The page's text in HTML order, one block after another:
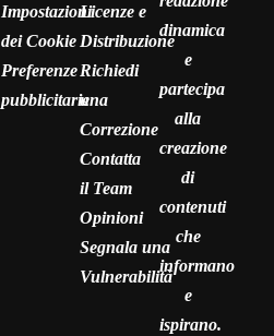
Impostazioni
dei Cookie
Preferenze
pubblicitarie
Licenze e
Distribuzione
Richiedi
una
Correzione
Contatta
il Team
Opinioni
Segnala una
Vulnerabilità
dinamica
e
partecipa
alla
creazione
di
contenuti
che
informano
e
ispirano.